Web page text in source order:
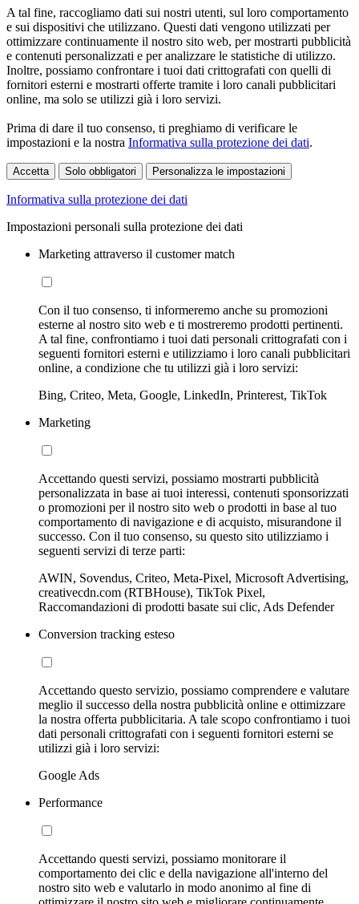
A tal fine, raccogliamo dati sui nostri utenti, sul loro comportamento
e sui dispositivi che utilizzano. Questi dati vengono utilizzati per
ottimizzare continuamente il nostro sito web, per mostrarti pubblicità
e contenuti personalizzati e per analizzare le statistiche di utilizzo.
Inoltre, possiamo confrontare i tuoi dati crittografati con quelli di
fornitori esterni e mostrarti offerte tramite i loro canali pubblicitari
online, ma solo se utilizzi già i loro servizi.
Prima di dare il tuo consenso, ti preghiamo di verificare le
impostazioni e la nostra Informativa sulla protezione dei dati.
Accetta Solo obbligatori Personalizza le impostazioni
Informativa sulla protezione dei dati
Impostazioni personali sulla protezione dei dati
Marketing attraverso il customer match
Con il tuo consenso, ti informeremo anche su promozioni
esterne al nostro sito web e ti mostreremo prodotti pertinenti.
A tal fine, confrontiamo i tuoi dati personali crittografati con i
seguenti fornitori esterni e utilizziamo i loro canali pubblicitari
online, a condizione che tu utilizzi già i loro servizi:
Bing, Criteo, Meta, Google, LinkedIn, Printerest, TikTok
Marketing
Accettando questi servizi, possiamo mostrarti pubblicità
personalizzata in base ai tuoi interessi, contenuti sponsorizzati
o promozioni per il nostro sito web o prodotti in base al tuo
comportamento di navigazione e di acquisto, misurandone il
successo. Con il tuo consenso, su questo sito utilizziamo i
seguenti servizi di terze parti:
AWIN, Sovendus, Criteo, Meta-Pixel, Microsoft Advertising,
creativecdn.com (RTBHouse), TikTok Pixel,
Raccomandazioni di prodotti basate sui clic, Ads Defender
Conversion tracking esteso
Accettando questo servizio, possiamo comprendere e valutare
meglio il successo della nostra pubblicità online e ottimizzare
la nostra offerta pubblicitaria. A tale scopo confrontiamo i tuoi
dati personali crittografati con i seguenti fornitori esterni se
utilizzi già i loro servizi:
Google Ads
Performance
Accettando questi servizi, possiamo monitorare il
comportamento dei clic e della navigazione all'interno del
nostro sito web e valutarlo in modo anonimo al fine di